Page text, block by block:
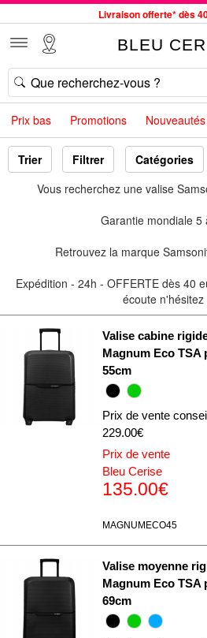
Livraison offerte* dès
Commande avant 12h expédiée le jour
33 magasins en France. Un à
Bon shopping chez
Jusqu'à -75% sur le site du
Samsonite, Delsey, American
BLEU
Prix bas Promotions Nouveautés
Trier Filtrer Catégories
Vous recherchez une valise
Garantie mondiale 5
Retrouvez la marque
Expédition - 24h - OFFERTE dès 40
écoute n'hésitez
Valise cabine
Magnum Eco TSA
55cm
Prix de vente
229.00€
Prix de vente
Bleu Cerise
135.00€
MAGNUMECO45
Valise moyenne
Magnum Eco TSA
69cm